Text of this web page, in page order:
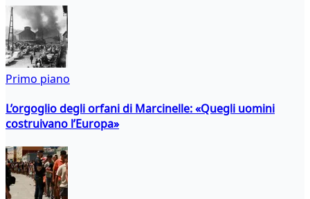
Primo piano
L’orgoglio degli orfani di Marcinelle: «Quegli uomini
costruivano l’Europa»